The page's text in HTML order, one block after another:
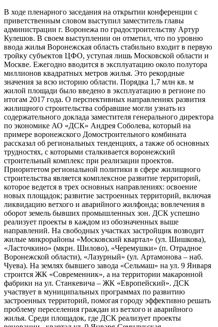
В ходе пленарного заседания на открытии конференции с
приветственным словом выступил заместитель главы
администрации г. Воронежа по градостроительству Артур
Кулешов. В своем выступлении он отметил, что по уровню
ввода жилья Воронежская область стабильно входит в первую
тройку субъектов ЦФО, уступая лишь Московской области и
Москве. Ежегодно вводится в эксплуатацию около полутора
миллионов квадратных метров жилья. Это рекордные
значения за всю историю области. Порядка 1,7 млн кв. м
жилой площади было введено в эксплуатацию в регионе по
итогам 2017 года. О перспективных направлениях развития
жилищного строительства собравшие могли узнать из
содержательного доклада заместителя генерального директора
по экономике АО «ДСК» Андрея Соболева, который на
примере воронежского Домостроительного комбината
рассказал об региональных тенденциях, а также об основных
трудностях, с которыми сталкивается воронежский
строительный комплекс при реализации проектов.
Приоритетом региональной политики в сфере жилищного
строительства является комплексное развитие территорий,
которое ведется в трех основных направлениях: освоение
новых площадок; развитие застроенных территорий, включая
ликвидацию ветхого и аварийного жилфонда; вовлечения в
оборот земель бывших промышленных зон. ДСК успешно
реализует проекты в каждом из обозначенных выше
направлений. На свободных участках застройщик возводит
жилые микрорайоны «Московский квартал» (ул. Шишкова),
«Ласточкино» (мкрн. Шилово), «Черемушки» (п. Отрадное
Воронежской области), «Лазурный» (ул. Артамонова – наб.
Чуева). На землях бывшего завода «Сельмаш» на ул. 9 Января
строится ЖК «Современник», а на территории макаронной
фабрики на ул. Станкевича – ЖК «Европейский». ДСК
участвует в муниципальных программах по развитию
застроенных территорий, помогая городу эффективно решать
проблему переселения граждан из ветхого и аварийного
жилья. Среди площадок, где ДСК реализует проекты